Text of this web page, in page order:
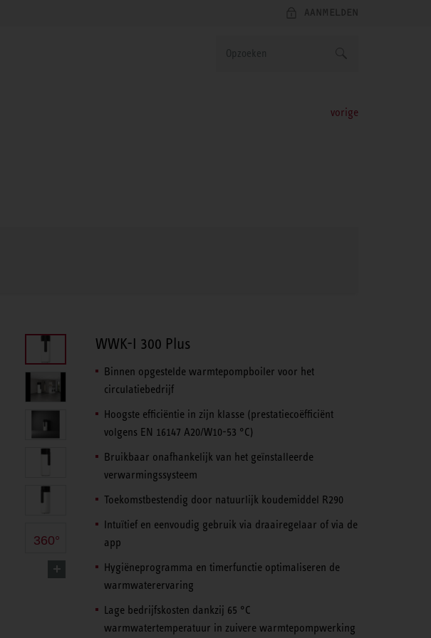
AANMELDEN
vorige
360°
WWK-I 300 Plus
Binnen opgestelde warmtepompboiler voor het
circulatiebedrijf
Hoogste efficiëntie in zijn klasse (prestatiecoëfficiënt
volgens EN 16147 A20/W10-53 °C)
Bruikbaar onafhankelijk van het geïnstalleerde
verwarmingssysteem
Toekomstbestendig door natuurlijk koudemiddel R290
Intuïtief en eenvoudig gebruik via draairegelaar of via de
app
Hygiëneprogramma en timerfunctie optimaliseren de
warmwaterervaring
Lage bedrijfskosten dankzij 65 °C
warmwatertemperatuur in zuivere warmtepompwerking